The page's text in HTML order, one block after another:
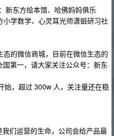
新东方绘本馆、哈佛妈妈俱乐
学数学、心灵耳光师潇姐研习社
态的微信商城，目前在微信生态的
第一，请大家关注公众号：新东
始，超过 300w 人，关注量还在稳
们运营的生命，公司会给产品最